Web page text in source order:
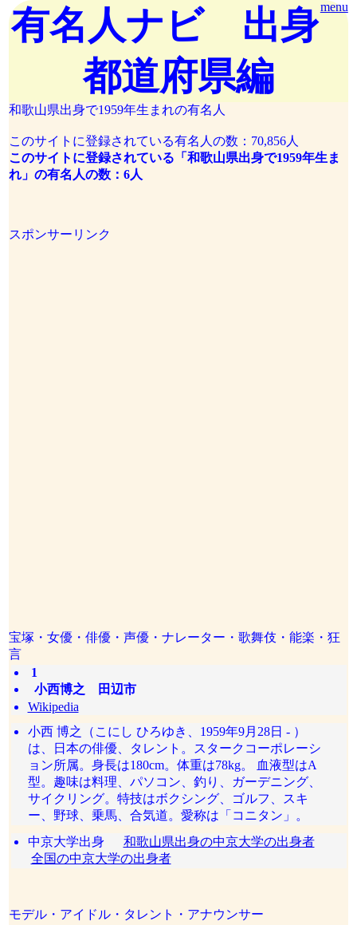
menu
有名人ナビ 出身
都道府県編
和歌山県出身で1959年生まれの有名人
このサイトに登録されている有名人の数：70,856人
このサイトに登録されている「和歌山県出身で1959年生ま
れ」の有名人の数：6人
スポンサーリンク
宝塚・女優・俳優・声優・ナレーター・歌舞伎・能楽・狂
言
1
小西博之 田辺市
Wikipedia
小西 博之（こにし ひろゆき、1959年9月28日 - ）
は、日本の俳優、タレント。スタークコーポレーシ
ョン所属。身長は180cm。体重は78kg。 血液型はA
型。趣味は料理、パソコン、釣り、ガーデニング、
サイクリング。特技はボクシング、ゴルフ、スキ
ー、野球、乗馬、合気道。愛称は「コニタン」。
中京大学出身 和歌山県出身の中京大学の出身者
全国の中京大学の出身者
モデル・アイドル・タレント・アナウンサー